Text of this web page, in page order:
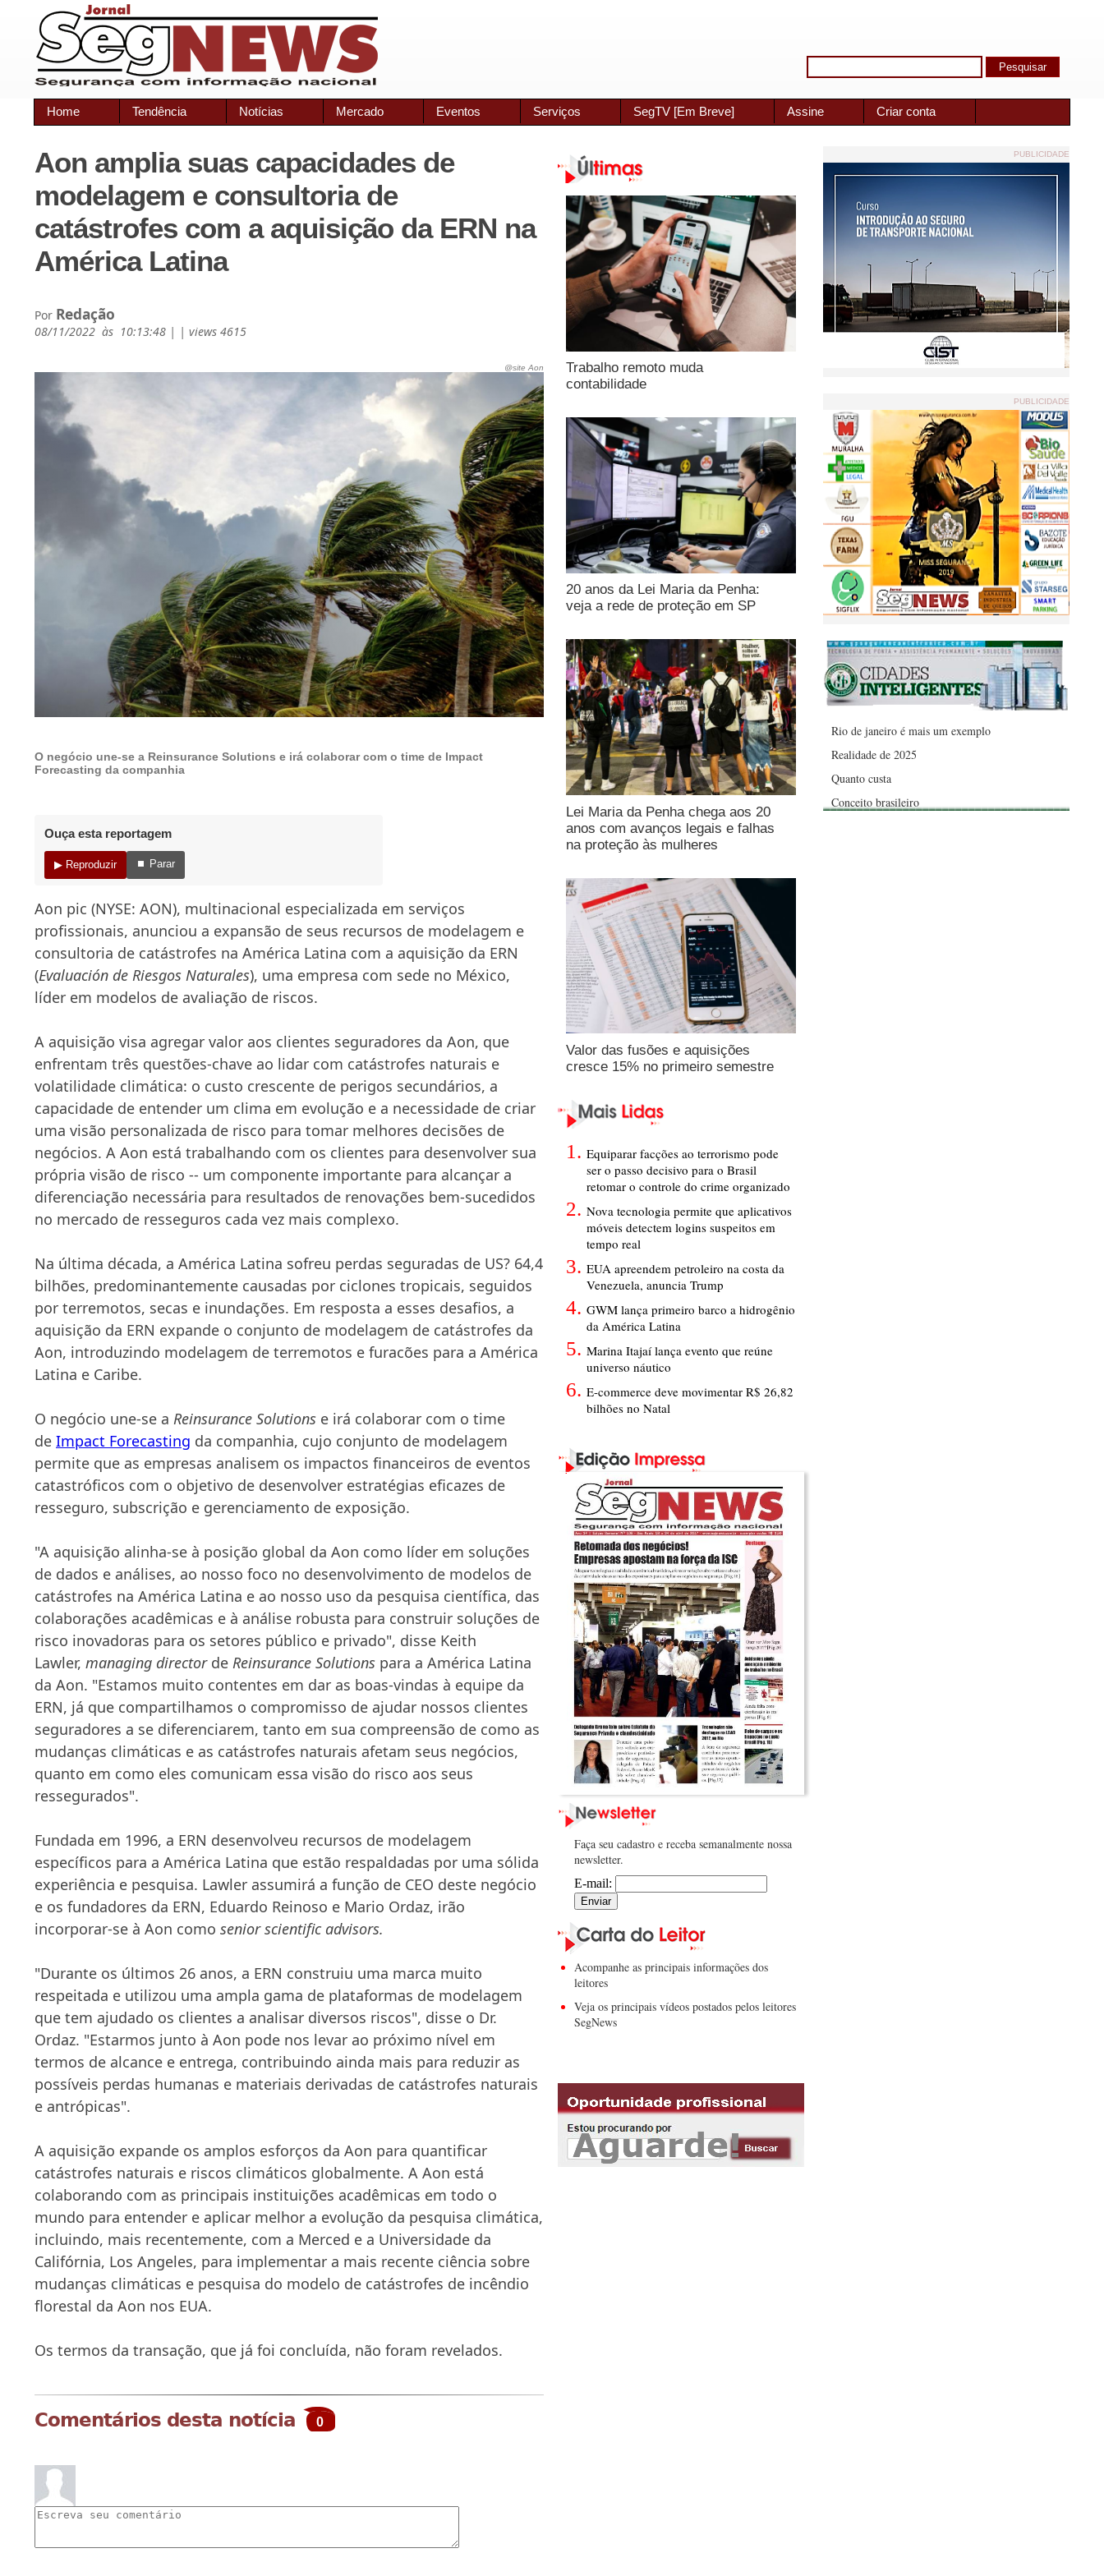
Home Tendência Notícias Mercado Eventos Serviços SegTV [Em Breve] Assine Criar conta
Aon amplia suas capacidades de
modelagem e consultoria de
catástrofes com a aquisição da ERN na
América Latina
Por Redação
08/11/2022 às 10:13:48 | | views 4615
@site Aon
O negócio une-se a Reinsurance Solutions e irá colaborar com o time de Impact
Forecasting da companhia
Ouça esta reportagem
▶ Reproduzir ⏹ Parar
Aon pic (NYSE: AON), multinacional especializada em serviços
profissionais, anunciou a expansão de seus recursos de modelagem e
consultoria de catástrofes na América Latina com a aquisição da ERN
(Evaluación de Riesgos Naturales), uma empresa com sede no México,
líder em modelos de avaliação de riscos.
A aquisição visa agregar valor aos clientes seguradores da Aon, que
enfrentam três questões-chave ao lidar com catástrofes naturais e
volatilidade climática: o custo crescente de perigos secundários, a
capacidade de entender um clima em evolução e a necessidade de criar
uma visão personalizada de risco para tomar melhores decisões de
negócios. A Aon está trabalhando com os clientes para desenvolver sua
própria visão de risco -- um componente importante para alcançar a
diferenciação necessária para resultados de renovações bem-sucedidos
no mercado de resseguros cada vez mais complexo.
Na última década, a América Latina sofreu perdas seguradas de US? 64,4
bilhões, predominantemente causadas por ciclones tropicais, seguidos
por terremotos, secas e inundações. Em resposta a esses desafios, a
aquisição da ERN expande o conjunto de modelagem de catástrofes da
Aon, introduzindo modelagem de terremotos e furacões para a América
Latina e Caribe.
O negócio une-se a Reinsurance Solutions e irá colaborar com o time
de Impact Forecasting da companhia, cujo conjunto de modelagem
permite que as empresas analisem os impactos financeiros de eventos
catastróficos com o objetivo de desenvolver estratégias eficazes de
resseguro, subscrição e gerenciamento de exposição.
"A aquisição alinha-se à posição global da Aon como líder em soluções
de dados e análises, ao nosso foco no desenvolvimento de modelos de
catástrofes na América Latina e ao nosso uso da pesquisa científica, das
colaborações acadêmicas e à análise robusta para construir soluções de
risco inovadoras para os setores público e privado", disse Keith
Lawler, managing directorde Reinsurance Solutions para a América Latina
da Aon. "Estamos muito contentes em dar as boas-vindas à equipe da
ERN, já que compartilhamos o compromisso de ajudar nossos clientes
seguradores a se diferenciarem, tanto em sua compreensão de como as
mudanças climáticas e as catástrofes naturais afetam seus negócios,
quanto em como eles comunicam essa visão do risco aos seus
ressegurados".
Fundada em 1996, a ERN desenvolveu recursos de modelagem
específicos para a América Latina que estão respaldadas por uma sólida
experiência e pesquisa. Lawler assumirá a função de CEO deste negócio
e os fundadores da ERN, Eduardo Reinoso e Mario Ordaz, irão
incorporar-se à Aon como senior scientific advisors.
"Durante os últimos 26 anos, a ERN construiu uma marca muito
respeitada e utilizou uma ampla gama de plataformas de modelagem
que tem ajudado os clientes a analisar diversos riscos", disse o Dr.
Ordaz. "Estarmos junto à Aon pode nos levar ao próximo nível em
termos de alcance e entrega, contribuindo ainda mais para reduzir as
possíveis perdas humanas e materiais derivadas de catástrofes naturais
e antrópicas".
A aquisição expande os amplos esforços da Aon para quantificar
catástrofes naturais e riscos climáticos globalmente. A Aon está
colaborando com as principais instituições acadêmicas em todo o
mundo para entender e aplicar melhor a evolução da pesquisa climática,
incluindo, mais recentemente, com a Merced e a Universidade da
Califórnia, Los Angeles, para implementar a mais recente ciência sobre
mudanças climáticas e pesquisa do modelo de catástrofes de incêndio
florestal da Aon nos EUA.
Os termos da transação, que já foi concluída, não foram revelados.
Comentários desta notícia 0
Trabalho remoto muda
contabilidade
20 anos da Lei Maria da Penha:
veja a rede de proteção em SP
Lei Maria da Penha chega aos 20
anos com avanços legais e falhas
na proteção às mulheres
Valor das fusões e aquisições
cresce 15% no primeiro semestre
Equiparar facções ao terrorismo pode
ser o passo decisivo para o Brasil
retomar o controle do crime organizado
Nova tecnologia permite que aplicativos
móveis detectem logins suspeitos em
tempo real
EUA apreendem petroleiro na costa da
Venezuela, anuncia Trump
GWM lança primeiro barco a hidrogênio
da América Latina
Marina Itajaí lança evento que reúne
universo náutico
E-commerce deve movimentar R$ 26,82
bilhões no Natal
Faça seu cadastro e receba semanalmente nossa
newsletter.
E-mail:
Acompanhe as principais informações dos
leitores
Veja os principais vídeos postados pelos leitores
SegNews
PUBLICIDADE
PUBLICIDADE
Rio de janeiro é mais um exemplo
Realidade de 2025
Quanto custa
Conceito brasileiro